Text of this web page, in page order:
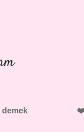
demek